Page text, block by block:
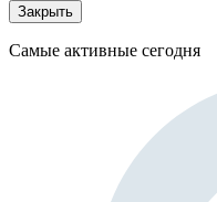
Закрыть
Самые активные сегодня